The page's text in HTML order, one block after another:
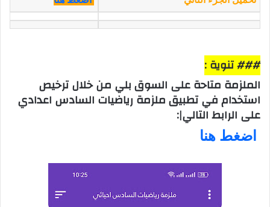
### تنوية :
الملزمة متاحة على السوق بلي من خلال ترخيص
استخدام في تطبيق ملزمة رياضيات السادس اعدادي
على الرابط التالي|:
اضغط هنا